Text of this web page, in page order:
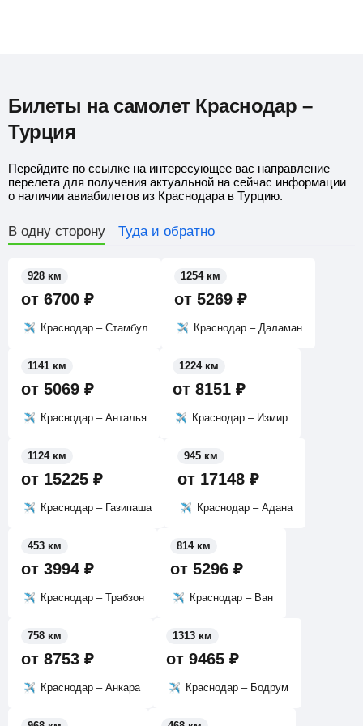
Билеты на самолет Краснодар –
Турция
Перейдите по ссылке на интересующее вас направление
перелета для получения актуальной на сейчас информации
о наличии авиабилетов из Краснодара в Турцию.
В одну сторону Туда и обратно
от 6700 ₽
Краснодар – Стамбул
928 км
от 5269 ₽
Краснодар – Даламан
1254 км
от 5069 ₽
Краснодар – Анталья
1141 км
от 8151 ₽
Краснодар – Измир
1224 км
от 15225 ₽
Краснодар – Газипаша
1124 км
от 17148 ₽
Краснодар – Адана
945 км
от 3994 ₽
Краснодар – Трабзон
453 км
от 5296 ₽
Краснодар – Ван
814 км
от 8753 ₽
Краснодар – Анкара
758 км
от 9465 ₽
Краснодар – Бодрум
1313 км